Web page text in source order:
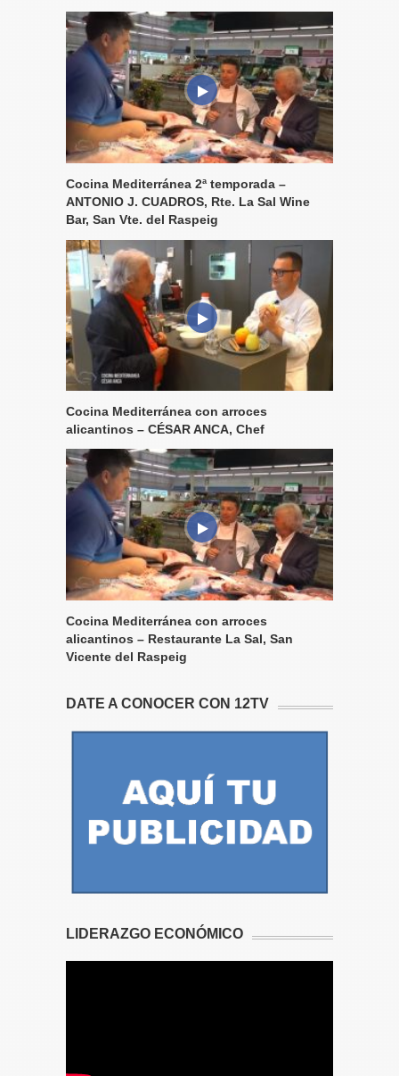
Cocina Mediterránea 2ª temporada –
ANTONIO J. CUADROS, Rte. La Sal Wine
Bar, San Vte. del Raspeig
Cocina Mediterránea con arroces
alicantinos – CÉSAR ANCA, Chef
Cocina Mediterránea con arroces
alicantinos – Restaurante La Sal, San
Vicente del Raspeig
DATE A CONOCER CON 12TV
LIDERAZGO ECONÓMICO